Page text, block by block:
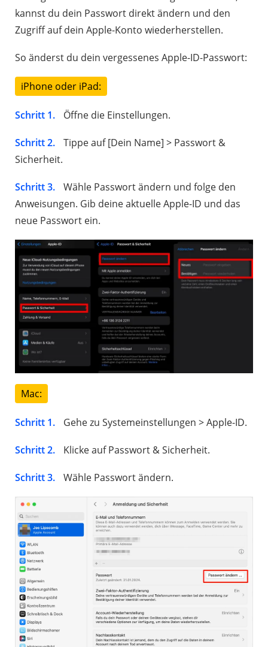
kannst du dein Passwort direkt ändern und den
Zugriff auf dein Apple-Konto wiederherstellen.
So änderst du dein vergessenes Apple-ID-Passwort:
iPhone oder iPad:
Schritt 1. Öffne die Einstellungen.
Schritt 2.
Tippe auf [Dein Name] > Passwort &
Sicherheit.
Schritt 3.
Wähle Passwort ändern und folge den
Anweisungen. Gib deine aktuelle Apple-ID und das
neue Passwort ein.
Mac:
Schritt 1. Gehe zu Systemeinstellungen > Apple-ID.
Schritt 2. Klicke auf Passwort & Sicherheit.
Schritt 3. Wähle Passwort ändern.